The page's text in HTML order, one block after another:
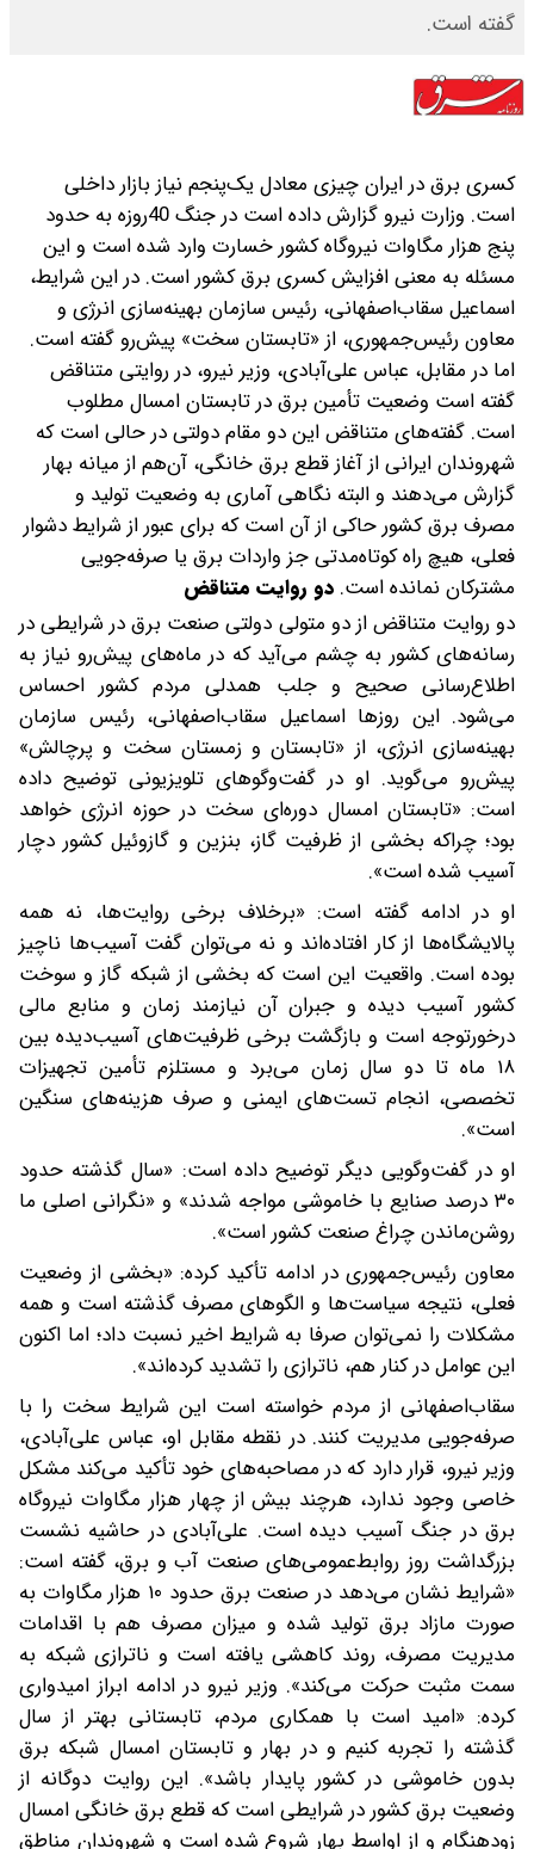
گفته است.
کسری برق در ایران چیزی معادل یک‌پنجم نیاز بازار داخلی
است. وزارت نیرو گزارش داده است در جنگ 40‌روزه به حدود
پنج هزار مگاوات نیروگاه کشور خسارت وارد شده است و این
مسئله به معنی افزایش کسری برق کشور است. در این شرایط،
اسماعیل سقاب‌اصفهانی، رئیس سازمان بهینه‌سازی انرژی و
معاون رئیس‌جمهوری، از «تابستان سخت» پیش‌رو گفته است.
اما در مقابل، عباس علی‌آبادی، وزیر نیرو، در روایتی متناقض
گفته است وضعیت تأمین برق در تابستان امسال مطلوب
است. گفته‌های متناقض این دو مقام دولتی در حالی است که
شهروندان ایرانی از آغاز قطع برق خانگی، آن‌هم از میانه بهار
گزارش می‌دهند و البته نگاهی آماری به وضعیت تولید و
مصرف برق کشور حاکی از آن است که برای عبور از شرایط دشوار
فعلی، هیچ راه کوتاه‌مدتی جز واردات برق یا صرفه‌جویی
مشترکان نمانده است. دو روایت متناقض
دو روایت متناقض از دو متولی دولتی صنعت برق در شرایطی در
رسانه‌های کشور به چشم می‌آید که در ماه‌های پیش‌رو نیاز به
اطلاع‌رسانی صحیح و جلب همدلی مردم کشور احساس
می‌شود. این روزها اسماعیل سقاب‌اصفهانی، رئیس سازمان
بهینه‌سازی انرژی، از «تابستان و زمستان سخت و پرچالش»
پیش‌رو می‌گوید. او در گفت‌وگوهای تلویزیونی توضیح داده
است: «تابستان امسال دوره‌ای سخت در حوزه انرژی خواهد
بود؛ چراکه بخشی از ظرفیت گاز، بنزین و گازوئیل کشور دچار
آسیب شده است‌».
او در ادامه گفته است: «برخلاف برخی روایت‌ها، نه همه
پالایشگاه‌ها از کار افتاده‌اند و نه می‌توان گفت آسیب‌ها ناچیز
بوده است. واقعیت این است که بخشی از شبکه گاز و سوخت
کشور آسیب دیده و جبران آن نیازمند زمان و منابع مالی
درخورتوجه است و بازگشت برخی ظرفیت‌های آسیب‌دیده بین
۱۸ ماه تا دو سال زمان می‌برد و مستلزم تأمین تجهیزات
تخصصی، انجام تست‌های ایمنی و صرف هزینه‌های سنگین
است».
او در گفت‌وگویی دیگر توضیح داده است: «سال گذشته حدود
۳۰ درصد صنایع با خاموشی مواجه شدند» و «نگرانی اصلی ما
روشن‌ماندن چراغ صنعت کشور است».
معاون رئیس‌جمهوری در ادامه تأکید کرده: «بخشی از وضعیت
فعلی، نتیجه سیاست‌ها و الگوهای مصرف گذشته است و همه
مشکلات را نمی‌توان صرفا به شرایط اخیر نسبت داد؛ اما اکنون
این عوامل در کنار هم، ناترازی را تشدید کرده‌اند».
سقاب‌اصفهانی از مردم خواسته است این شرایط سخت را با
صرفه‌جویی مدیریت کنند. در نقطه مقابل او، عباس علی‌آبادی،
وزیر نیرو، قرار دارد که در مصاحبه‌های خود تأکید می‌کند مشکل
خاصی وجود ندارد، هرچند بیش از چهار هزار مگاوات نیروگاه
برق در جنگ آسیب دیده است. علی‌آبادی در حاشیه نشست
بزرگداشت روز روابط‌عمومی‌های صنعت آب و برق، گفته است:
«شرایط نشان می‌دهد در صنعت برق حدود ۱۰ هزار مگاوات به
صورت مازاد برق تولید شده و میزان مصرف هم با اقدامات
مدیریت مصرف، روند کاهشی یافته است و ناترازی شبکه به
سمت مثبت حرکت می‌کند». وزیر نیرو در ادامه ابراز امیدواری
کرده: «امید است با همکاری مردم، تابستانی بهتر از سال
گذشته را تجربه کنیم و در بهار و تابستان امسال شبکه برق
بدون خاموشی در کشور پایدار باشد». این روایت دوگانه از
وضعیت برق کشور در شرایطی است که قطع برق خانگی امسال
زودهنگام و از اواسط بهار شروع شده است و شهروندان مناطق